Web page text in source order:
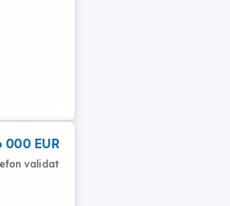
000 EUR
validat